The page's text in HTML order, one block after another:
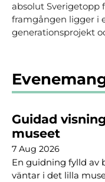
absolut Sverigetopp
framgången ligger i
generationsprojekt
Guidad
museet
7 Aug 2026
En guidning fylld av
väntar i det lilla